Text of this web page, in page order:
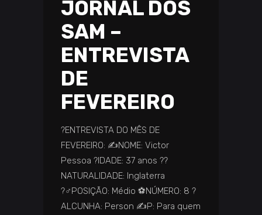
JORNAL DOS
SAM –
ENTREVISTA
DE
FEVEREIRO
?️ENTREVISTA DO MÊS DE
FEVEREIRO: ✍️NOME: Victor
Pessoa ?IDADE: 37 anos ️??️
NATURALIDADE: Inglaterra
?‍♂️POSIÇÃO: Médio ⚽NÚMERO: 8 ?️
ALCUNHA: Person ✍️P: Para quem